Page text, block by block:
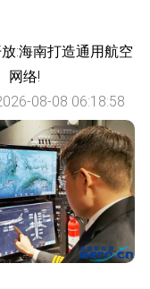
:海南打造通用航空
网络!
08-08 06:18:58